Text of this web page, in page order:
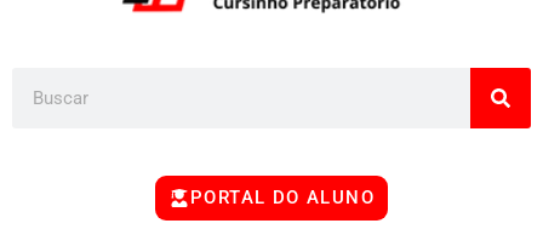
PORTAL DO ALUNO